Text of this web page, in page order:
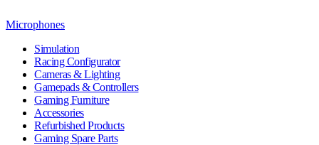
Microphones
Simulation
Racing Configurator
Cameras & Lighting
Gamepads & Controllers
Gaming Furniture
Accessories
Refurbished Products
Gaming Spare Parts